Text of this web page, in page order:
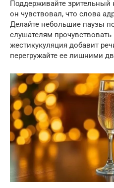
Поддерживайте зрительный
он чувствовал, что слова
Делайте небольшие паузы
слушателям
жестикукуляция добавит
перегружайте ее лишними